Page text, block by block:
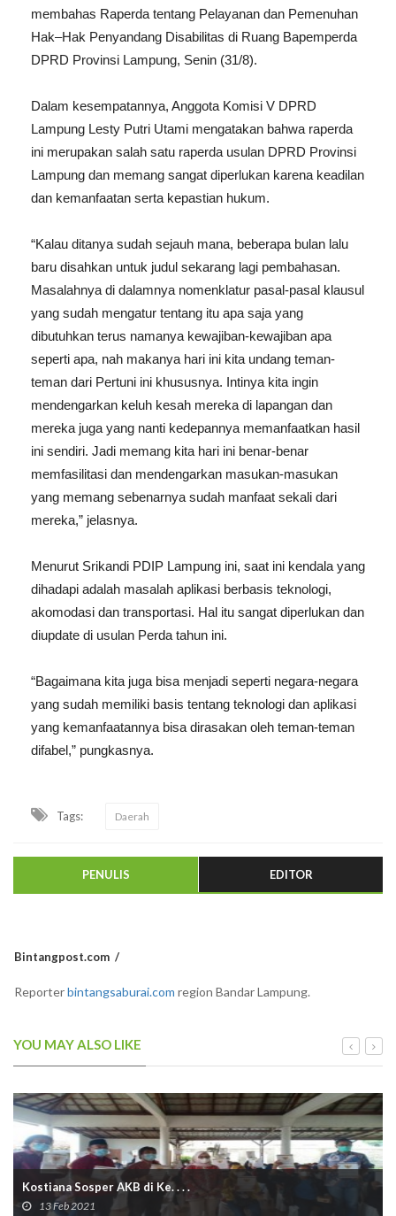
membahas Raperda tentang Pelayanan dan Pemenuhan
Hak–Hak Penyandang Disabilitas di Ruang Bapemperda
DPRD Provinsi Lampung, Senin (31/8).
Dalam kesempatannya, Anggota Komisi V DPRD
Lampung Lesty Putri Utami mengatakan bahwa raperda
ini merupakan salah satu raperda usulan DPRD Provinsi
Lampung dan memang sangat diperlukan karena keadilan
dan kemanfaatan serta kepastian hukum.
“Kalau ditanya sudah sejauh mana, beberapa bulan lalu
baru disahkan untuk judul sekarang lagi pembahasan.
Masalahnya di dalamnya nomenklatur pasal-pasal klausul
yang sudah mengatur tentang itu apa saja yang
dibutuhkan terus namanya kewajiban-kewajiban apa
seperti apa, nah makanya hari ini kita undang teman-
teman dari Pertuni ini khususnya. Intinya kita ingin
mendengarkan keluh kesah mereka di lapangan dan
mereka juga yang nanti kedepannya memanfaatkan hasil
ini sendiri. Jadi memang kita hari ini benar-benar
memfasilitasi dan mendengarkan masukan-masukan
yang memang sebenarnya sudah manfaat sekali dari
mereka,” jelasnya.
Menurut Srikandi PDIP Lampung ini, saat ini kendala yang
dihadapi adalah masalah aplikasi berbasis teknologi,
akomodasi dan transportasi. Hal itu sangat diperlukan dan
diupdate di usulan Perda tahun ini.
“Bagaimana kita juga bisa menjadi seperti negara-negara
yang sudah memiliki basis tentang teknologi dan aplikasi
yang kemanfaatannya bisa dirasakan oleh teman-teman
difabel,” pungkasnya.
Tags: Daerah
PENULIS EDITOR
Bintangpost.com
Reporterbintangsaburai.com region Bandar Lampung.
YOU MAY ALSO LIKE
Kostiana Sosper AKB di Ke. . . .
13 Feb 2021